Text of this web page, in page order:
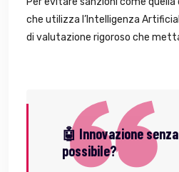
che utilizza l’Intelligenza
di valutazione rigoroso che
🤖 Innovazione
possibile?